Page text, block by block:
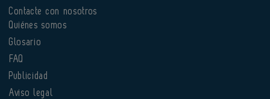
Contacte con nosotros
Quiénes somos
Glosario
FAQ
Publicidad
Aviso legal